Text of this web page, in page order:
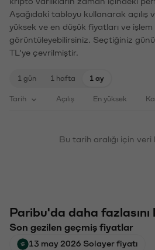
Aşağıdaki tabloyu kullanarak açılış
yüksek ve en düşük fiyatları ve
görüntüleyebilirsiniz. Seçtiğiniz
TL'ye çevrilmiştir.
1 gün 1 hafta 1 ay
Tarih Açılış En yüksek
Bu tarih aralığı için veri
Paribu'da daha fazlasını
Son gezilen geçmiş fiyatlar
13 may 2026 Solayer fiyatı